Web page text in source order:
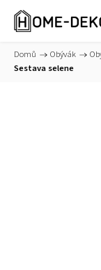
Domů / Obývák /
Sestava selene